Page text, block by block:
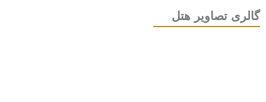
تصاویر هتل